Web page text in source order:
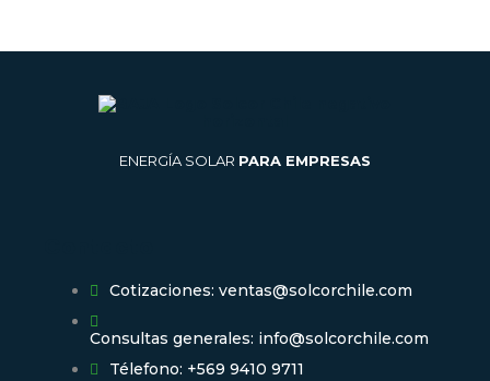
ENERGÍA SOLAR PARA EMPRESAS
Cotizaciones: ventas@solcorchile.com
Consultas generales: info@solcorchile.com
Télefono: +569 9410 9711